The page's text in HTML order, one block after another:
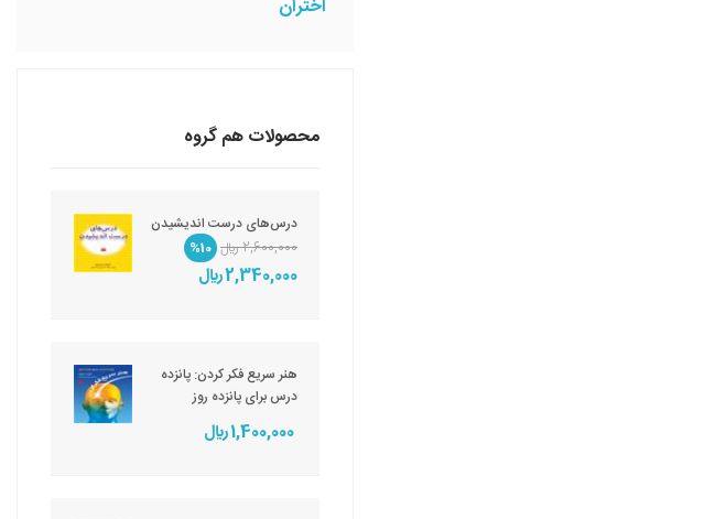
اختران
محصولات هم گروه
درس‌های درست اندیشیدن
2,600,000 ريال
%10
2,340,000 ريال
هنر سریع فکر کردن: پانزده
درس برای پانزده روز
1,400,000 ريال